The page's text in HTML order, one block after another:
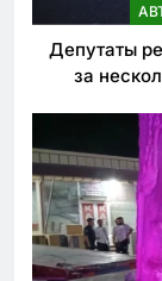
Депутаты
за